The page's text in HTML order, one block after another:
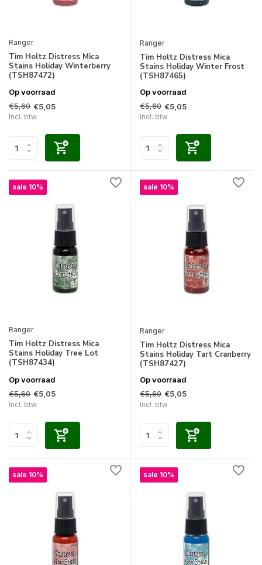
Ranger
Tim Holtz Distress Mica
Stains Holiday Winterberry
(TSH87472)
Op voorraad
€5,60 €5,05
Incl. btw
Ranger
Tim Holtz Distress Mica
Stains Holiday Winter Frost
(TSH87465)
Op voorraad
€5,60 €5,05
Incl. btw
sale 10%
Ranger
Tim Holtz Distress Mica
Stains Holiday Tree Lot
(TSH87434)
Op voorraad
€5,60 €5,05
Incl. btw
sale 10%
Ranger
Tim Holtz Distress Mica
Stains Holiday Tart Cranberry
(TSH87427)
Op voorraad
€5,60 €5,05
Incl. btw
sale 10% sale 10%